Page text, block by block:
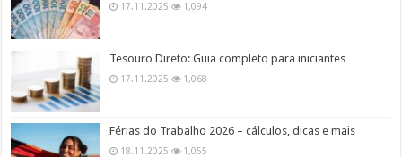
17.11.2025 1,094
Tesouro Direto: Guia completo para iniciantes
17.11.2025 1,068
Férias do Trabalho 2026 – cálculos, dicas e mais
18.11.2025 1,055